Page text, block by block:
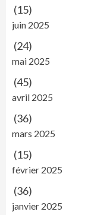
(15)
juin 2025
(24)
mai 2025
(45)
avril 2025
(36)
mars 2025
(15)
février 2025
(36)
janvier 2025